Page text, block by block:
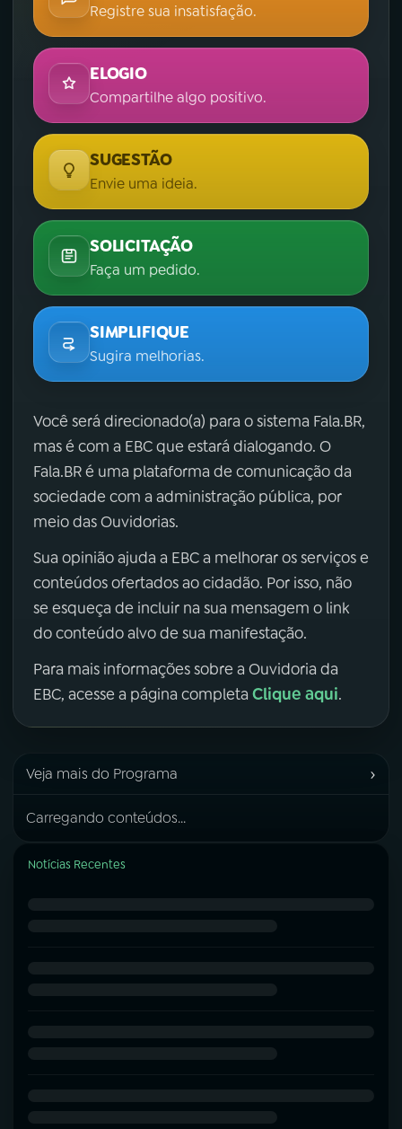
Registre sua insatisfação.
ELOGIO
Compartilhe algo positivo.
SUGESTÃO
Envie uma ideia.
SOLICITAÇÃO
Faça um pedido.
SIMPLIFIQUE
Sugira melhorias.
Você será direcionado(a) para o sistema Fala.BR,
mas é com a EBC que estará dialogando. O
Fala.BR é uma plataforma de comunicação da
sociedade com a administração pública, por
meio das Ouvidorias.
Sua opinião ajuda a EBC a melhorar os serviços e
conteúdos ofertados ao cidadão. Por isso, não
se esqueça de incluir na sua mensagem o link
do conteúdo alvo de sua manifestação.
Para mais informações sobre a Ouvidoria da
EBC, acesse a página completa Clique aqui.
Veja mais do Programa ›
Carregando conteúdos...
Notícias Recentes